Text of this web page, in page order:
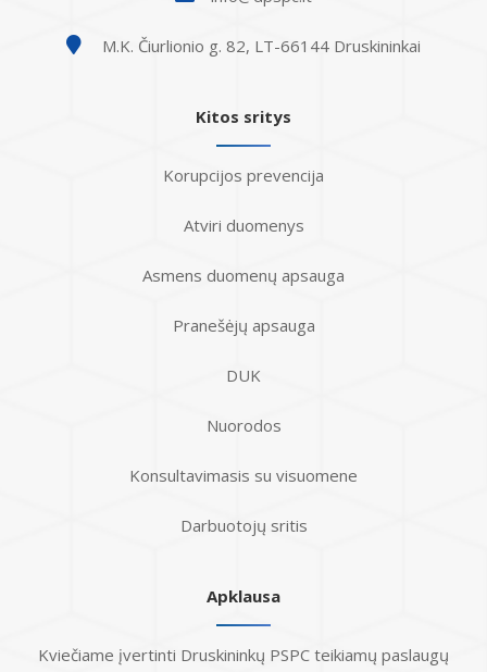
M.K. Čiurlionio g. 82, LT-66144 Druskininkai
Kitos sritys
Korupcijos prevencija
Atviri duomenys
Asmens duomenų apsauga
Pranešėjų apsauga
DUK
Nuorodos
Konsultavimasis su visuomene
Darbuotojų sritis
Apklausa
Kviečiame įvertinti Druskininkų PSPC teikiamų paslaugų